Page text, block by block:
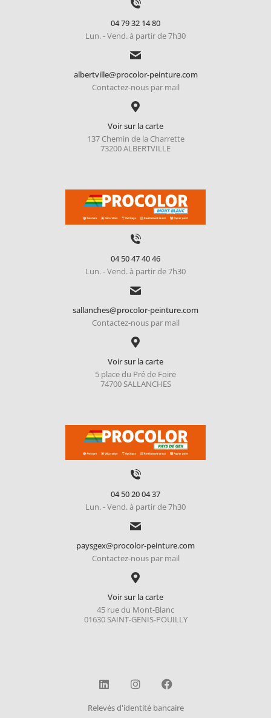
04 79 32 14 80
Lun. - Vend. à partir de 7h30
albertville@procolor-peinture.com
Contactez-nous par mail
Voir sur la carte
137 Chemin de la Charrette
73200 ALBERTVILLE
04 50 47 40 46
Lun. - Vend. à partir de 7h30
sallanches@procolor-peinture.com
Contactez-nous par mail
Voir sur la carte
5 place du Pré de Foire
74700 SALLANCHES
04 50 20 04 37
Lun. - Vend. à partir de 7h30
paysgex@procolor-peinture.com
Contactez-nous par mail
Voir sur la carte
45 rue du Mont-Blanc
01630 SAINT-GENIS-POUILLY
Relevés d'identité bancaire